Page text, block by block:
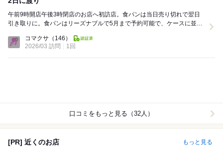
午前9時開店午後3時閉店のお店へ初訪店。食パンは当日売り切れで翌日
引き取りに。食パンはリーズナブルで5月まで予約可能で、ケースに並ぶ
コマクサ （146）
2026/03 訪問
1回
口コミをもっと見る（32人）
[PR] 近くのお店 もっと見る